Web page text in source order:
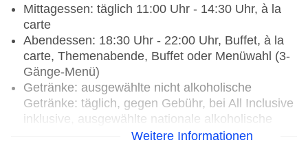
Mittagessen: täglich 11:00 Uhr - 14:30 Uhr, à la
carte
Abendessen: 18:30 Uhr - 22:00 Uhr, Buffet, à la
carte, Themenabende, Buffet oder Menüwahl (3-
Gänge-Menü)
Getränke: ausgewählte nicht alkoholische
Getränke: täglich, gegen Gebühr, bei All Inclusive
inklusive, ausgewählte nationale alkoholische
Getränke: täglich, gegen Gebühr, bei All Inclusive
Weitere Informationen